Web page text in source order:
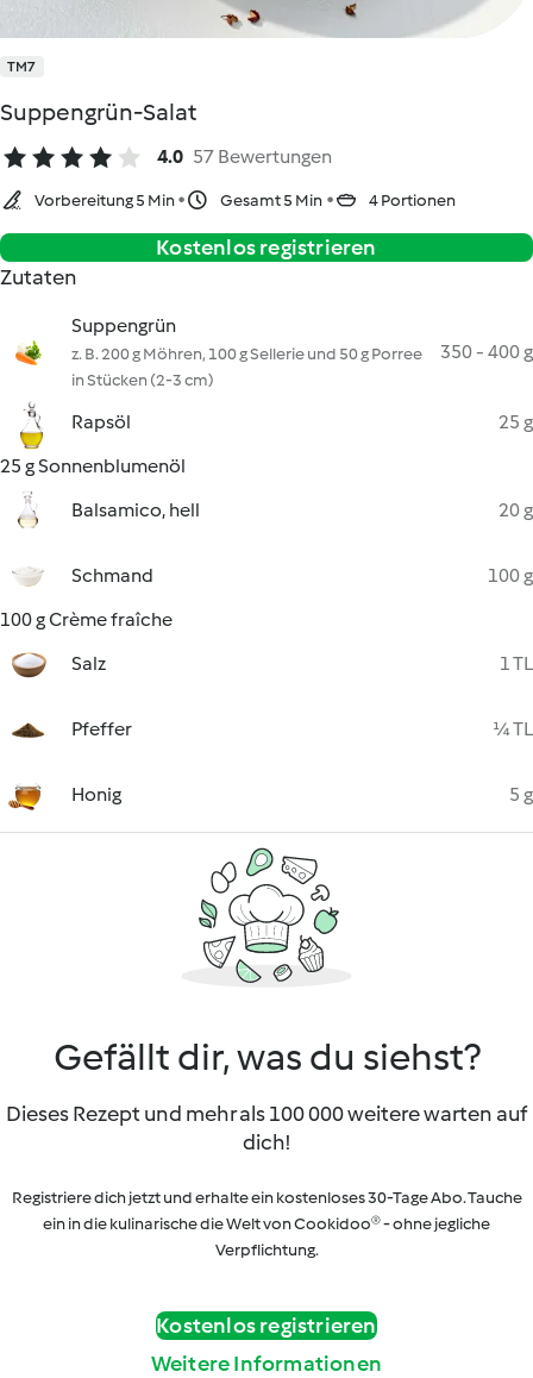
TM7
Suppengrün-Salat
4.0 57 Bewertungen
Vorbereitung 5 Min Gesamt 5 Min 4 Portionen
Kostenlos registrieren
Zutaten
Suppengrün
z. B. 200 g Möhren, 100 g Sellerie und 50 g Porree
in Stücken (2-3 cm)
350 - 400 g
Rapsöl
25 g
25 g Sonnenblumenöl
Balsamico, hell
20 g
Schmand
100 g
100 g Crème fraîche
Salz
1 TL
Pfeffer ¼ TL
Honig 5 g
Gefällt dir, was du siehst?
Dieses Rezept und mehr als 100 000 weitere warten auf
dich!
Registriere dich jetzt und erhalte ein kostenloses 30-Tage Abo. Tauche
ein in die kulinarische die Welt von Cookidoo® - ohne jegliche
Verpflichtung.
Kostenlos registrieren
Weitere Informationen